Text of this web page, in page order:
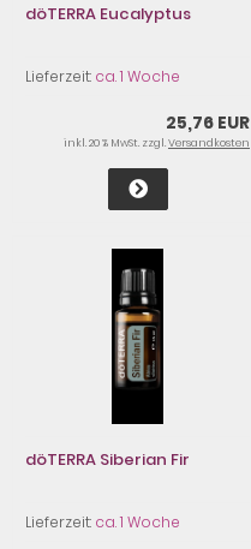
döTERRA Eucalyptus
Lieferzeit: ca. 1 Woche
25,76 EUR
inkl. 20 % MwSt. zzgl.Versandkosten
döTERRA Siberian Fir
Lieferzeit: ca. 1 Woche